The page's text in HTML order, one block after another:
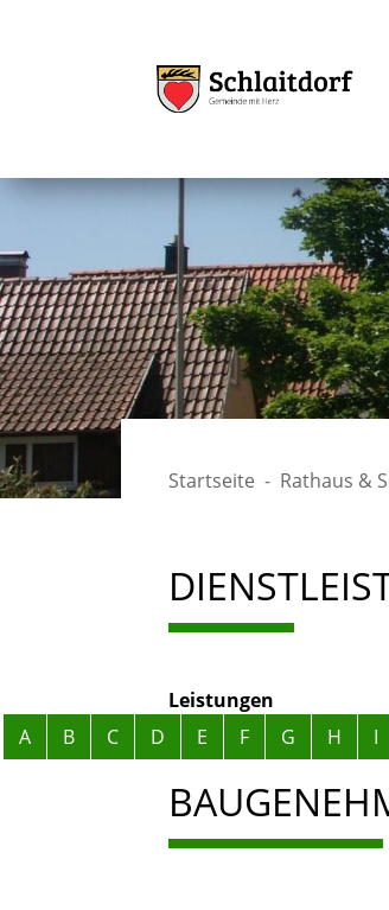
Startseite Rathaus &
Leistungen
Alphabetisches Register
A B C D E F G H I